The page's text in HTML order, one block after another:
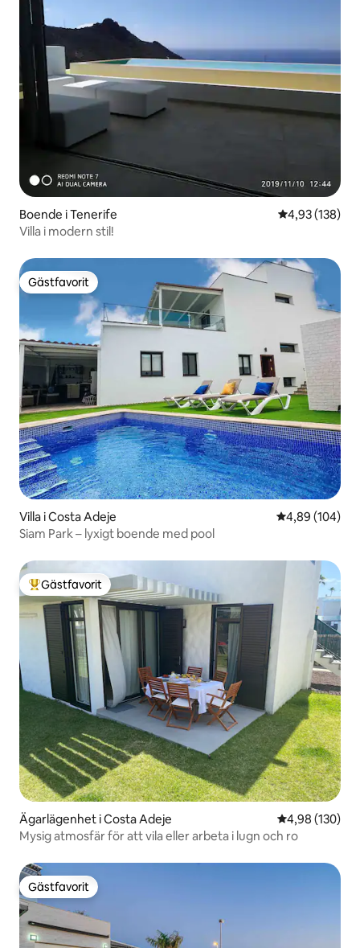
Boende i Tenerife 4,93 av 5 i
4,93 (138)
Villa i modern stil!
Gästfavorit
Gästfavorit
Villa i Costa Adeje 4,89 av 5 i
4,89 (104)
Siam Park – lyxigt boende med pool
Populär gästfavorit
Gästfavorit
Ägarlägenhet i Costa Adeje 4,98 av 5 i
4,98 (130)
Mysig atmosfär för att vila eller arbeta i lugn och ro
Gästfavorit
Gästfavorit